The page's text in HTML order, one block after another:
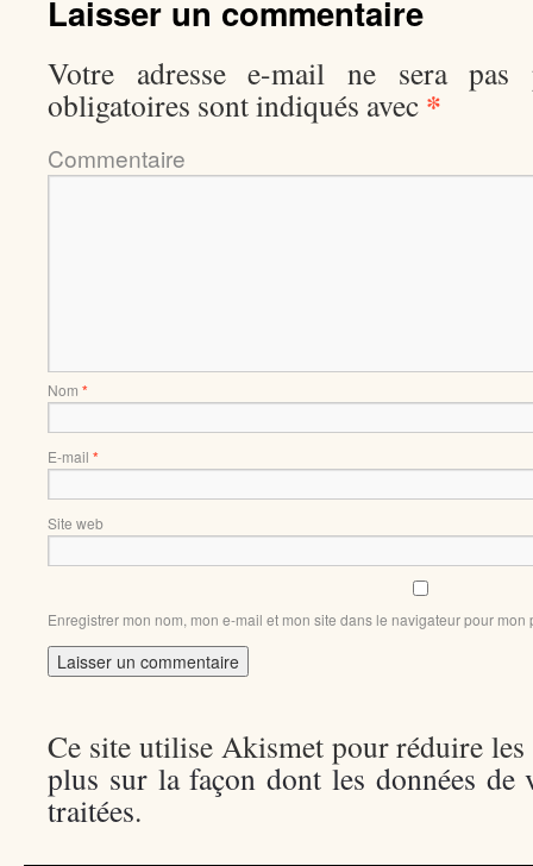
Laisser un commentaire
Votre adresse e-mail ne sera pas
obligatoires sont indiqués avec *
Nom *
E-mail *
Site web
Enregistrer mon nom, mon e-mail et mon site dans le navigateur pour
Ce site utilise Akismet pour réduire
plus sur la façon dont les données de
traitées.